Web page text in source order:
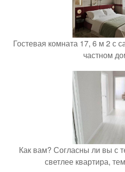
Гостевая комната 17, 6 м 2 с
частном
Как вам? Согласны ли вы с
светлее квартира,